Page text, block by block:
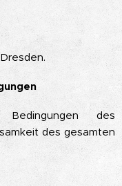
des
des gesamten